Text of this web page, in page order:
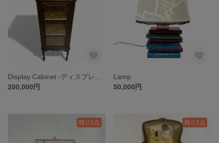
200,000円
Lamp
50,000円
残り1点 残り1点